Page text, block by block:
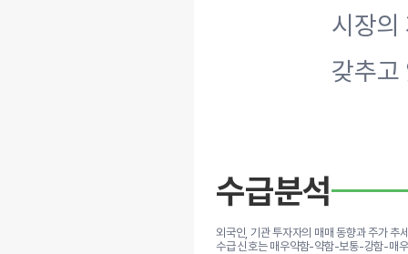
시장의
갖추고
수급분석
외국인, 기관 투자자의 매매 동향과 주가 추
수급 신호는 매우약함-약함-보통-강함-매